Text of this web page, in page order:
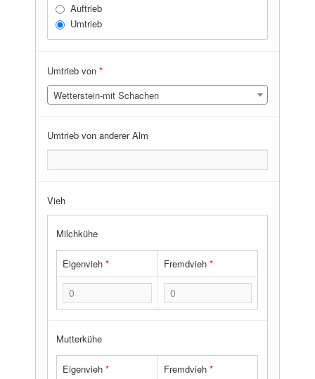
Auftrieb
Umtrieb
Umtrieb von*
Wetterstein-mit Schachen
Umtrieb von anderer Alm
Vieh
Milchkühe
Eigenvieh* Fremdvieh*
Mutterkühe
Eigenvieh* Fremdvieh*